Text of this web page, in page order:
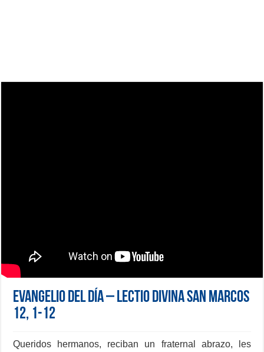
Evangelio del día – Lectio Divina San Marcos
12, 1-12
Queridos hermanos, reciban un fraternal abrazo, les